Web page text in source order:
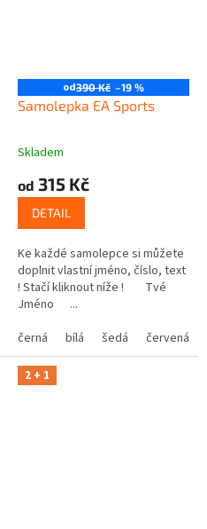
modrá žlutá zelená růžová
od390 Kč –19 %
Samolepka EA Sports
Skladem
od 315 Kč
DETAIL
Ke každé samolepce si můžete
doplnit vlastní jméno, číslo, text
! Stačí kliknout níže ! Tvé
Jméno ...
černá
bílá šedá červená
2 + 1